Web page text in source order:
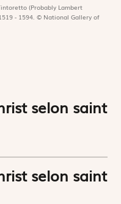
(Probably Lambert
- 1594. © National Gallery of
selon saint
selon saint